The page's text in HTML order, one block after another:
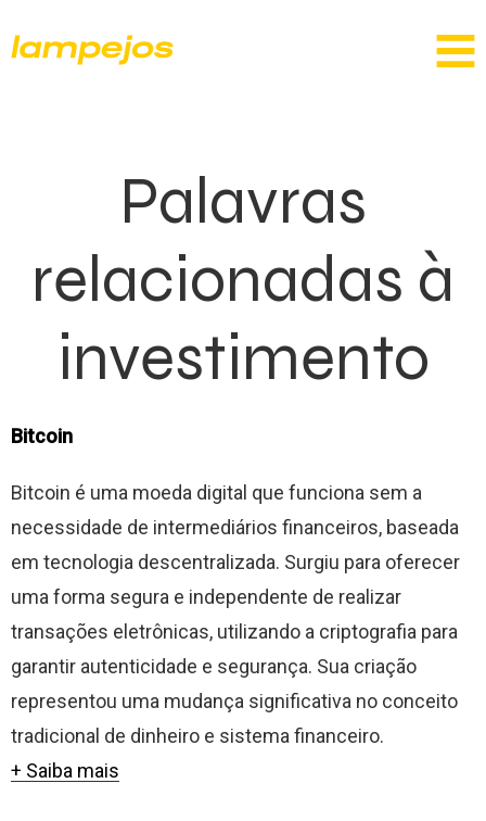
Palavras
relacionadas à
investimento
Bitcoin
Bitcoin é uma moeda digital que funciona sem a
necessidade de intermediários financeiros, baseada
em tecnologia descentralizada. Surgiu para oferecer
uma forma segura e independente de realizar
transações eletrônicas, utilizando a criptografia para
garantir autenticidade e segurança. Sua criação
representou uma mudança significativa no conceito
tradicional de dinheiro e sistema financeiro.
+ Saiba mais